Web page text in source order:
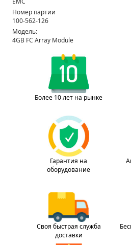
Номер партии
100-562-126
Модель:
4GB FC Array Module
Более 10 лет на рынке
Гарантия на
оборудование
Своя быстрая служба
доставки